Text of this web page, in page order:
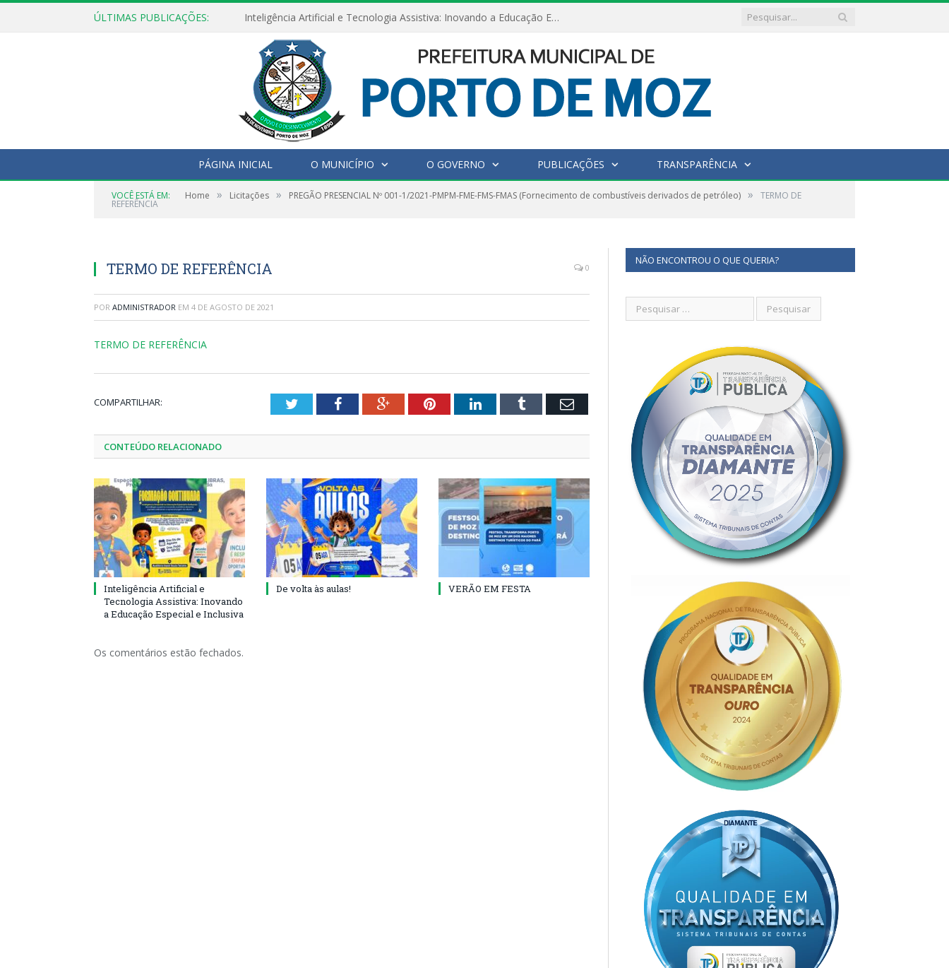
ÚLTIMAS PUBLICAÇÕES: Inteligência Artificial e Tecnologia Assistiva: Inovando a Educação Especial e Inclusiva
PÁGINA INICIAL O MUNICÍPIO O GOVERNO PUBLICAÇÕES TRANSPARÊNCIA
VOCÊ ESTÁ EM: Home » Licitações » PREGÃO PRESENCIAL Nº 001-1/2021-PMPM-FME-FMS-FMAS (Fornecimento de combustíveis derivados de petróleo) » TERMO DE
REFERÊNCIA
TERMO DE REFERÊNCIA 0
POR ADMINISTRADOR EM 4 DE AGOSTO DE 2021
TERMO DE REFERÊNCIA
COMPARTILHAR: TwitterFacebookGoogle+PinterestLinkedInTumblr Email
CONTEÚDO RELACIONADO
Inteligência Artificial e
Tecnologia Assistiva: Inovando
a Educação Especial e Inclusiva
De volta às aulas! VERÃO EM FESTA
Os comentários estão fechados.
NÃO ENCONTROU O QUE QUERIA?